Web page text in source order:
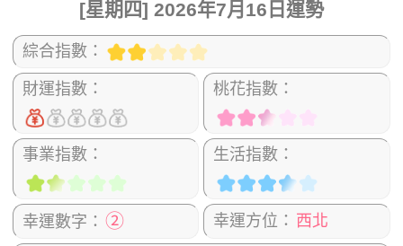
[星期四] 2026年7月16日運勢
綜合指數：
財運指數： 桃花指數：
事業指數： 生活指數：
幸運數字： ② 幸運方位： 西北